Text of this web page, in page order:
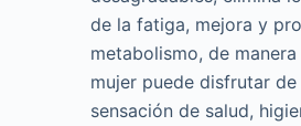
de la fatiga, mejora y
metabolismo, de
mujer puede disfrutar de
sensación de salud,